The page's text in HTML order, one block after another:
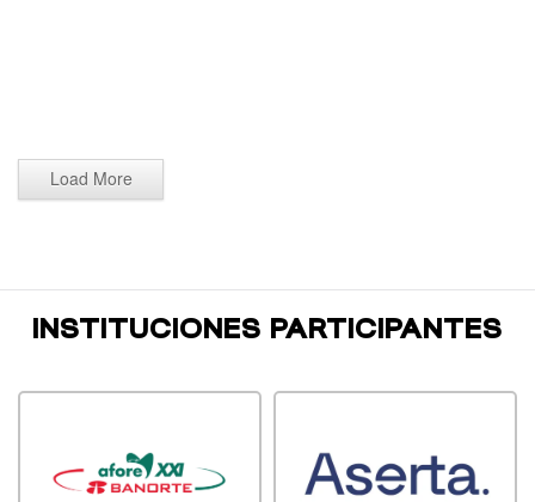
Load More
INSTITUCIONES PARTICIPANTES